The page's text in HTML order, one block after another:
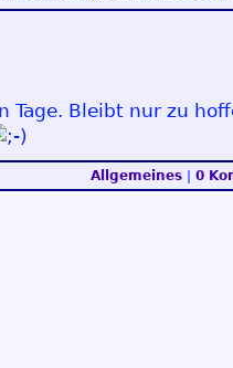
Tage. Bleibt nur zu
Allgemeines | 0